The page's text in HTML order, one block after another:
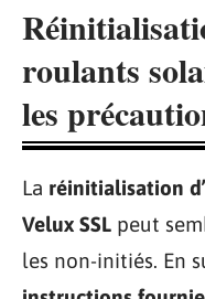
roulants
les
La réinitialisation
Velux SSL peut
les non-initiés. En